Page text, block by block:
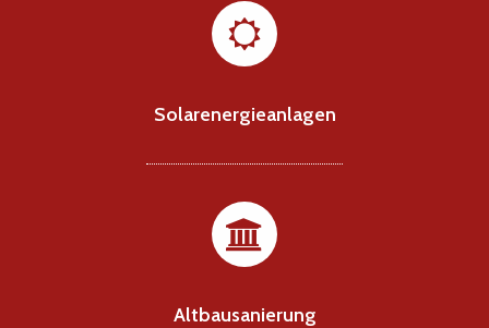
Solarenergieanlagen
Altbausanierung